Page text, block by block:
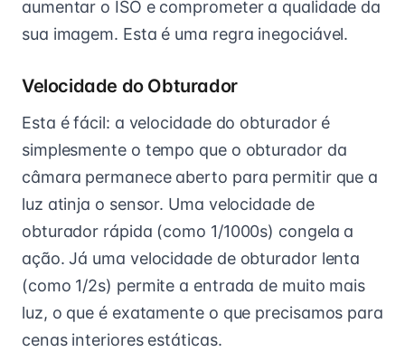
aumentar o ISO e comprometer a qualidade da
sua imagem. Esta é uma regra inegociável.
Velocidade do Obturador
Esta é fácil: a velocidade do obturador é
simplesmente o tempo que o obturador da
câmara permanece aberto para permitir que a
luz atinja o sensor. Uma velocidade de
obturador rápida (como 1/1000s) congela a
ação. Já uma velocidade de obturador lenta
(como 1/2s) permite a entrada de muito mais
luz, o que é exatamente o que precisamos para
cenas interiores estáticas.